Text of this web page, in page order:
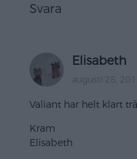
Svara
Elisabeth
augusti 28,
Valiant har helt klart
Kram
Elisabeth